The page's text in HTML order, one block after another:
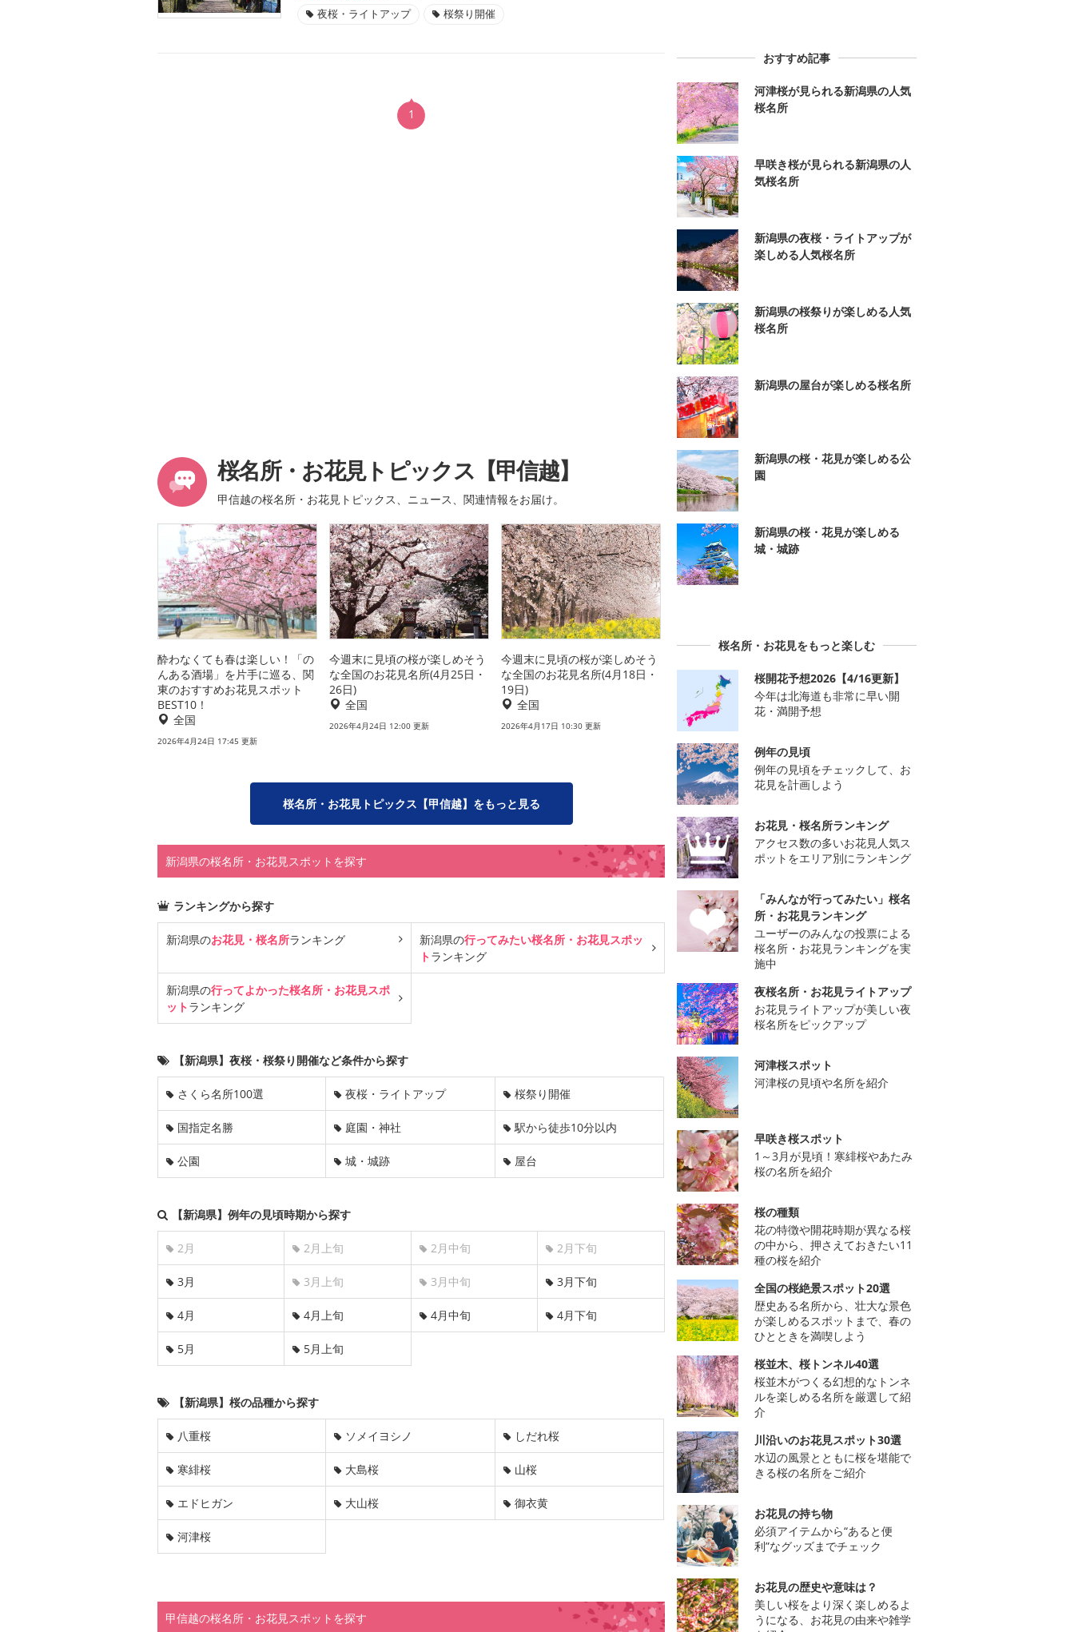
夜桜・ライトアップ 桜祭り開催
1
桜名所・お花見トピックス【甲信越】
甲信越の桜名所・お花見トピックス、ニュース、関連情報をお届け。
酔わなくても春は楽しい！「の
んある酒場」を片手に巡る、関
東のおすすめお花見スポット
BEST10！
全国
2026年4月24日 17:45 更新
今週末に見頃の桜が楽しめそう
な全国のお花見名所(4月25日・
26日)
全国
2026年4月24日 12:00 更新
今週末に見頃の桜が楽しめそう
な全国のお花見名所(4月18日・
19日)
全国
2026年4月17日 10:30 更新
桜名所・お花見トピックス【甲信越】をもっと見る
新潟県の桜名所・お花見スポットを探す
ランキングから探す
新潟県のお花見・桜名所ランキング 新潟県の行ってみたい桜名所・お花見スポッ
ト ランキング
新潟県の行ってよかった桜名所・お花見スポ
ット ランキング
【新潟県】夜桜・桜祭り開催など条件から探す
さくら名所100選 夜桜・ライトアップ 桜祭り開催
国指定名勝 庭園・神社 駅から徒歩10分以内
公園 城・城跡 屋台
【新潟県】例年の見頃時期から探す
2月 2月上旬 2月中旬 2月下旬
3月 3月上旬 3月中旬 3月下旬
4月 4月上旬 4月中旬 4月下旬
5月 5月上旬
【新潟県】桜の品種から探す
八重桜 ソメイヨシノ しだれ桜
寒緋桜 大島桜 山桜
エドヒガン 大山桜 御衣黄
河津桜
甲信越の桜名所・お花見スポットを探す
おすすめ記事
河津桜が見られる新潟県の人気
桜名所
早咲き桜が見られる新潟県の人
気桜名所
新潟県の夜桜・ライトアップが
楽しめる人気桜名所
新潟県の桜祭りが楽しめる人気
桜名所
新潟県の屋台が楽しめる桜名所
新潟県の桜・花見が楽しめる公
園
新潟県の桜・花見が楽しめる
城・城跡
桜名所・お花見をもっと楽しむ
桜開花予想2026【4/16更新】
今年は北海道も非常に早い開
花・満開予想
例年の見頃
例年の見頃をチェックして、お
花見を計画しよう
お花見・桜名所ランキング
アクセス数の多いお花見人気ス
ポットをエリア別にランキング
「みんなが行ってみたい」桜名
所・お花見ランキング
ユーザーのみんなの投票による
桜名所・お花見ランキングを実
施中
夜桜名所・お花見ライトアップ
お花見ライトアップが美しい夜
桜名所をピックアップ
河津桜スポット
河津桜の見頃や名所を紹介
早咲き桜スポット
1～3月が見頃！寒緋桜やあたみ
桜の名所を紹介
桜の種類
花の特徴や開花時期が異なる桜
の中から、押さえておきたい11
種の桜を紹介
全国の桜絶景スポット20選
歴史ある名所から、壮大な景色
が楽しめるスポットまで、春の
ひとときを満喫しよう
桜並木、桜トンネル40選
桜並木がつくる幻想的なトンネ
ルを楽しめる名所を厳選して紹
介
川沿いのお花見スポット30選
水辺の風景とともに桜を堪能で
きる桜の名所をご紹介
お花見の持ち物
必須アイテムから“あると便
利”なグッズまでチェック
お花見の歴史や意味は？
美しい桜をより深く楽しめるよ
うになる、お花見の由来や雑学